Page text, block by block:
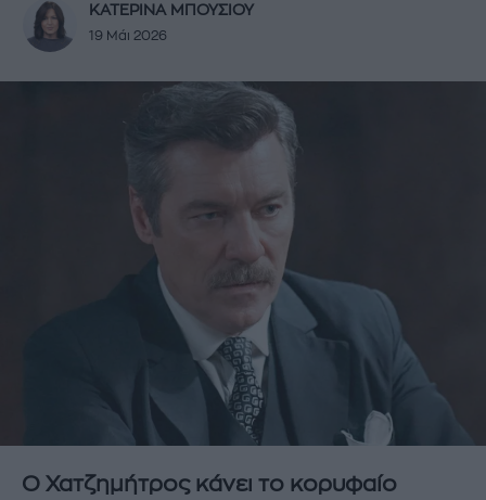
ΚΑΤΕΡΙΝΑ ΜΠΟΥΣΙΟΥ
19 Μάι 2026
Ο Χατζημήτρος κάνει το κορυφαίο